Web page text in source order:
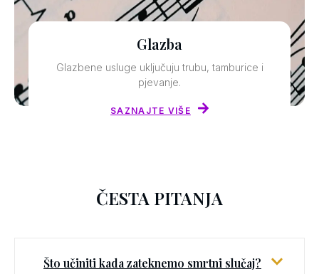
Glazba
Glazbene usluge uključuju trubu, tamburice i
pjevanje.
SAZNAJTE VIŠE
ČESTA PITANJA
Što učiniti kada zateknemo smrtni slučaj?